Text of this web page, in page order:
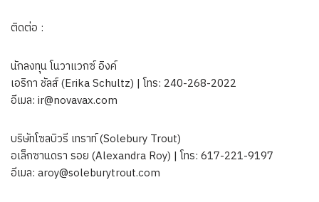
ติดต่อ :
นักลงทุน โนวาแวกซ์ อิงค์
เอริกา ชัลส์ (Erika Schultz) | โทร: 240-268-2022
อีเมล: ir@novavax.com
บริษัทโซลบิวรี เทราท์ (Solebury Trout)
อเล็กซานดรา รอย (Alexandra Roy) | โทร: 617-221-9197
อีเมล: aroy@soleburytrout.com